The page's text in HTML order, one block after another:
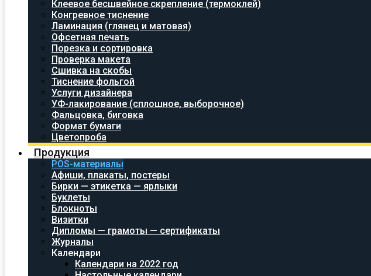
Клеевое бесшвейное скрепление (термоклей)
Конгревное тиснение
Ламинация (глянец и матовая)
Офсетная печать
Порезка и сортировка
Проверка макета
Сшивка на скобы
Тиснение фольгой
Услуги дизайнера
УФ-лакирование (сплошное, выборочное)
Фальцовка, биговка
Формат бумаги
Цветопроба
Продукция
POS-материалы
Афиши, плакаты, постеры
Бирки — этикетка — ярлыки
Буклеты
Блокноты
Визитки
Дипломы — грамоты — сертификаты
Журналы
Календари
Календари на 2022 год